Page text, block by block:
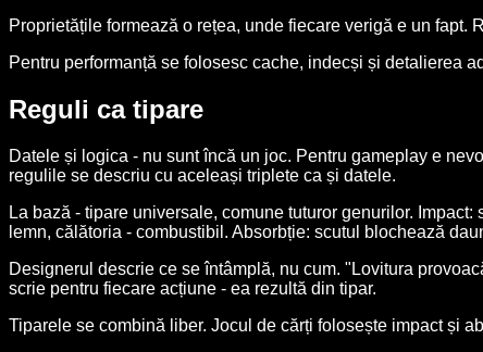
Proprietățile formează o rețea, unde fiecare verigă e un
Pentru performanță se folosesc cache, indecși și detalierea
Reguli ca tipare
Datele și logica - nu sunt încă un joc. Pentru gameplay e
regulile se descriu cu aceleași triplete ca și datele.
La bază - tipare universale, comune tuturor genurilor.
lemn, călătoria - combustibil. Absorbție: scutul blochează
Designerul descrie ce se întâmplă, nu cum. "Lovitura
scrie pentru fiecare acțiune - ea rezultă din tipar.
Tiparele se combină liber. Jocul de cărți folosește impact și